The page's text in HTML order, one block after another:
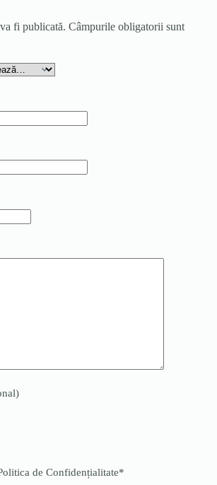
fi publicată. Câmpurile obligatorii sunt
de Confidențialitate*